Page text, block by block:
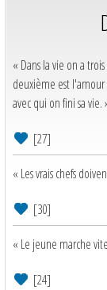
« Dans la vie on a
deuxième est
avec qui on fini sa vie.
[27]
« Les vrais chefs
[30]
« Le jeune marche
[24]